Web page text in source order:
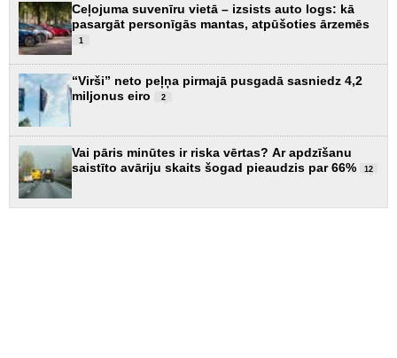
Ceļojuma suvenīru vietā – izsists auto logs: kā
pasargāt personīgās mantas, atpūšoties ārzemēs
1
“Virši” neto peļņa pirmajā pusgadā sasniedz 4,2
miljonus eiro
2
Vai pāris minūtes ir riska vērtas? Ar apdzīšanu
saistīto avāriju skaits šogad pieaudzis par 66%
12